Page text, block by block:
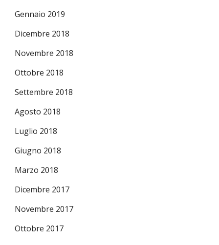
Gennaio 2019
Dicembre 2018
Novembre 2018
Ottobre 2018
Settembre 2018
Agosto 2018
Luglio 2018
Giugno 2018
Marzo 2018
Dicembre 2017
Novembre 2017
Ottobre 2017